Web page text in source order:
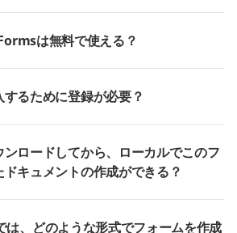
は無料で使える？
るために登録が必要？
ンロードしてから、ローカルでこのフ
ドキュメントの作成ができる？
は、どのような形式でフォームを作成